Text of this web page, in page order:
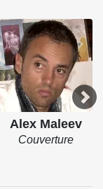
Alex Maleev
Couverture